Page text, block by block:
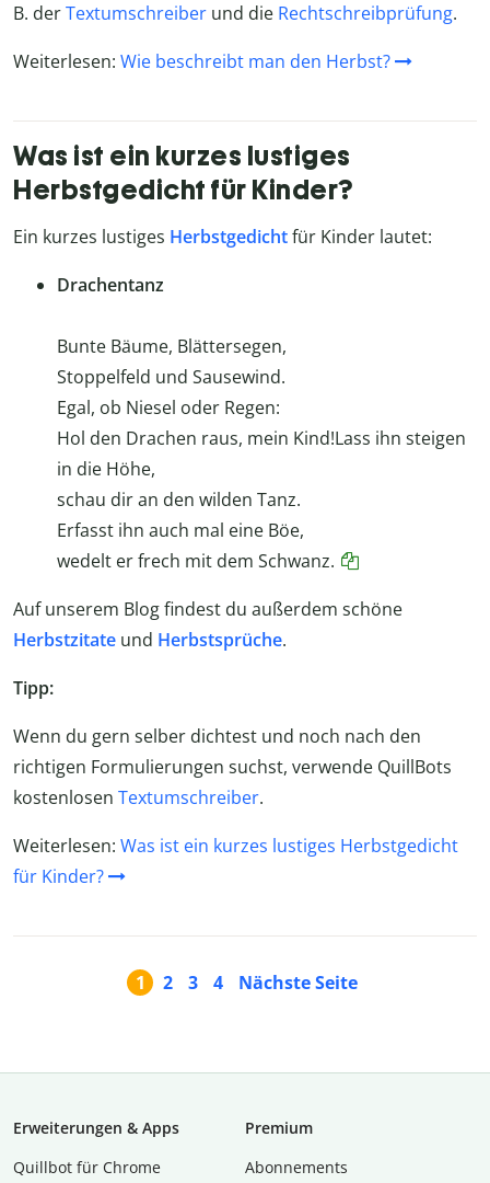
B. derTextumschreiber und die Rechtschreibprüfung.
Weiterlesen: Wie beschreibt man den Herbst?
Was ist ein kurzes lustiges
Herbstgedicht für Kinder?
Ein kurzes lustiges Herbstgedichtfür Kinder lautet:
Drachentanz
Bunte Bäume, Blättersegen,
Stoppelfeld und Sausewind.
Egal, ob Niesel oder Regen:
Hol den Drachen raus, mein Kind!Lass ihn steigen
in die Höhe,
schau dir an den wilden Tanz.
Erfasst ihn auch mal eine Böe,
wedelt er frech mit dem Schwanz.
Auf unserem Blog findest du außerdem schöne
Herbstzitate und Herbstsprüche.
Tipp:
Wenn du gern selber dichtest und noch nach den
richtigen Formulierungen suchst, verwende QuillBots
kostenlosen Textumschreiber.
Weiterlesen: Was ist ein kurzes lustiges Herbstgedicht
für Kinder?
1 2 3 4 Nächste Seite
Erweiterungen & Apps
Quillbot für Chrome
Premium
Abon­ne­ments